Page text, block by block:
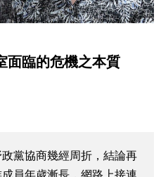
العربية
面臨的危機之本質
黨協商幾經周折，結論再